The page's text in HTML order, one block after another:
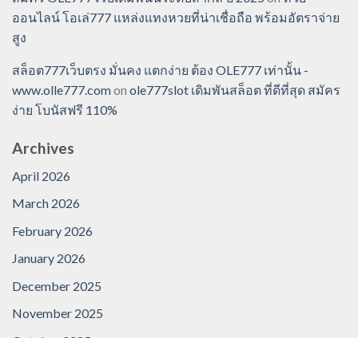
ออนไลน์ โอเล่777 แหล่งแทงหวยที่น่าเชื่อถือ พร้อมอัตราจ่าย
สูง
สล็อต777เว็บตรง มั่นคง แตกง่าย ต้อง OLE777 เท่านั้น -
www.olle777.comon ole777slot เดิมพันสล็อต ที่ดีที่สุด สมัคร
ง่าย โบนัสฟรี 110%
Archives
April 2026
March 2026
February 2026
January 2026
December 2025
November 2025